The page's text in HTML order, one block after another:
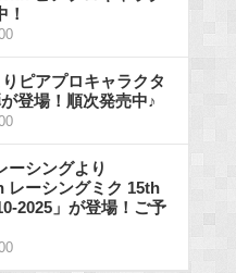
！
ピアプロキャラクタ
登場！順次発売中♪
ーシングより
レーシングミク 15th
2025」が登場！ご予